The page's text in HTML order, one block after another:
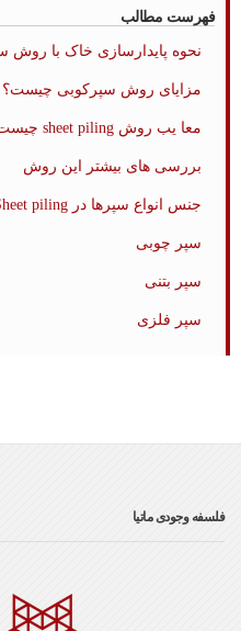
فهرست مطالب
نحوه پایدارسازی خاک با روش
مزایای روش سپرکوبی چیست؟
معا یب روش sheet piling چیست؟
بررسی های بیشتر این روش
جنس انواع سپرها در Sheet piling
سپر چوبی
سپر بتنی
سپر فلزی
فلسفه وجودی ماتیا